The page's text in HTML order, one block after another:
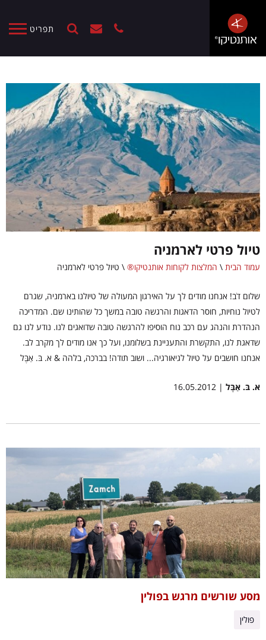
תפריט
טיול פרטי לארמניה
עמוד הבית \ המלצות לקוחות אותנטיקו® \ טיול פרטי לארמניה
שלום דֹב! אנחנו מודים לך על האירגון המעולה של טיולנו בארמניה, שגרם
לטיול נוחיות, חוסר הדאגות והרגשה טובה במשך כל שהותינו שם. המדריכה
הנהדרת והנהג עם רכב נוח הוסיפו להרגשה טובה שדואגים לנו. נודע לנו גם
שדאגת לנו, התקשרת והתעניינת בשלומנו, ועל כך אנו מודים לך מקרב לב.
אנחנו חושבים על טיול לגיאורגיה... ושוב תודה! בברכה, בלהה & א. בּ. אַבֶּל
א. בּ. אַבֶּל | 16.05.2012
מסע שורשים מרגש בפולין
פולין